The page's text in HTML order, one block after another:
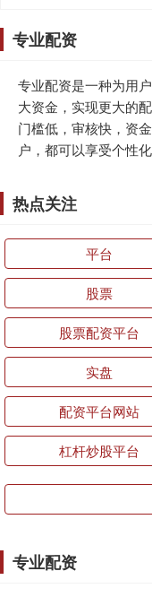
专业配资
专业配资是一种为用
大资金，实现更大的
门槛低，审核快，资
户，都可以享受个性
热点关注
平台
股票
股票配资平台
实盘
配资平台网站
杠杆炒股平台
专业配资